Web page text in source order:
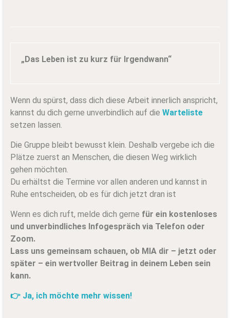
„Das Leben ist zu kurz für Irgendwann“
Wenn du spürst, dass dich diese Arbeit innerlich anspricht,
kannst du dich gerne unverbindlich auf die Warteliste
setzen lassen.
Die Gruppe bleibt bewusst klein. Deshalb vergebe ich die
Plätze zuerst an Menschen, die diesen Weg wirklich
gehen möchten.
Du erhältst die Termine vor allen anderen und kannst in
Ruhe entscheiden, ob es für dich jetzt dran ist
Wenn es dich ruft, melde dich gerne für ein kostenloses
und unverbindliches Infogespräch via Telefon oder
Zoom.
Lass uns gemeinsam schauen, ob MIA dir – jetzt oder
später – ein wertvoller Beitrag in deinem Leben sein
kann.
👉 Ja, ich möchte mehr wissen!